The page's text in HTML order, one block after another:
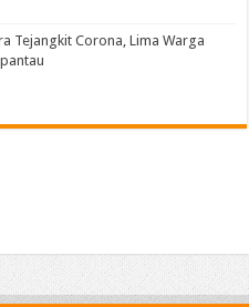
Tejangkit Corona, Lima Warga